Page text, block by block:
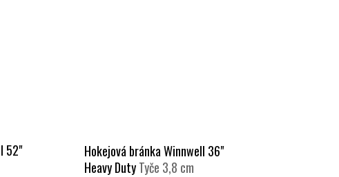
52"
Hokejová bránka Winnwell 36"
Heavy DutyTyče 3,8 cm